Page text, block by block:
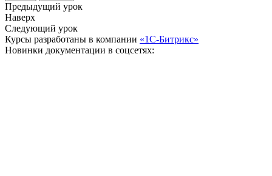
Предыдущий урок
Наверх
Следующий урок
Курсы разработаны в компании «1С-Битрикс»
Новинки документации в соцсетях: